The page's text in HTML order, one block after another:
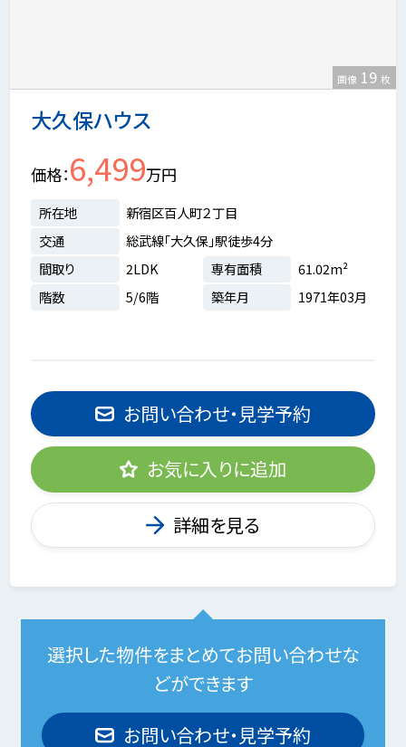
大久保ハウス
画像 19 枚
価格 6,499万円
所在地
新宿区百人町２丁目
交通
総武線「大久保」駅徒歩4分
間取り
2LDK 専有面積
61.02m²
階数
5/6階 築年月 1971年03月
お問い合わせ・見学予約
お気に入りに追加
詳細を見る
選択した物件をまとめてお問い合わせな
どができます
お問い合わせ・見学予約